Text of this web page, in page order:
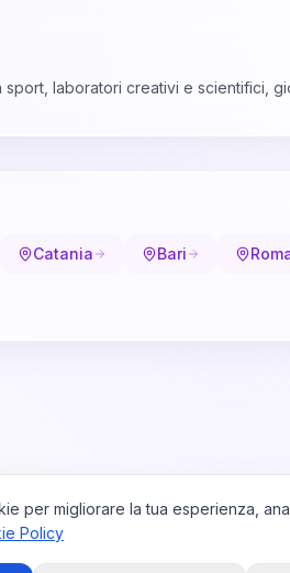
sport, laboratori creativi e scientifici,
Catania Bari
per migliorare la tua esperienza,
Policy